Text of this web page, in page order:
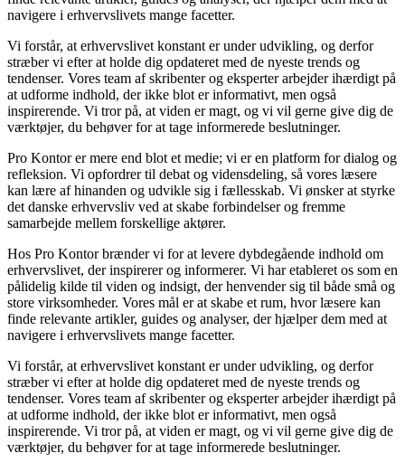
navigere i erhvervslivets mange facetter.
Vi forstår, at erhvervslivet konstant er under udvikling, og derfor
stræber vi efter at holde dig opdateret med de nyeste trends og
tendenser. Vores team af skribenter og eksperter arbejder ihærdigt på
at udforme indhold, der ikke blot er informativt, men også
inspirerende. Vi tror på, at viden er magt, og vi vil gerne give dig de
værktøjer, du behøver for at tage informerede beslutninger.
Pro Kontor er mere end blot et medie; vi er en platform for dialog og
refleksion. Vi opfordrer til debat og vidensdeling, så vores læsere
kan lære af hinanden og udvikle sig i fællesskab. Vi ønsker at styrke
det danske erhvervsliv ved at skabe forbindelser og fremme
samarbejde mellem forskellige aktører.
Hos Pro Kontor brænder vi for at levere dybdegående indhold om
erhvervslivet, der inspirerer og informerer. Vi har etableret os som en
pålidelig kilde til viden og indsigt, der henvender sig til både små og
store virksomheder. Vores mål er at skabe et rum, hvor læsere kan
finde relevante artikler, guides og analyser, der hjælper dem med at
navigere i erhvervslivets mange facetter.
Vi forstår, at erhvervslivet konstant er under udvikling, og derfor
stræber vi efter at holde dig opdateret med de nyeste trends og
tendenser. Vores team af skribenter og eksperter arbejder ihærdigt på
at udforme indhold, der ikke blot er informativt, men også
inspirerende. Vi tror på, at viden er magt, og vi vil gerne give dig de
værktøjer, du behøver for at tage informerede beslutninger.